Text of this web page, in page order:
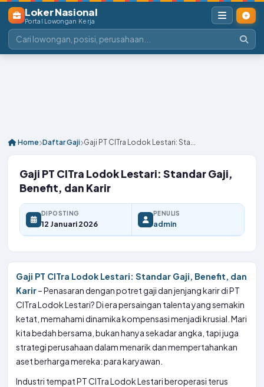
Loker Nasional
Portal Lowongan Kerja
Home Daftar Gaji Gaji PT CITra Lodok Lestari: Sta...
Gaji PT CITra Lodok Lestari: Standar Gaji,
Benefit, dan Karir
DIPOSTING
12 Januari 2026
PENULIS
admin
Gaji PT CITra Lodok Lestari: Standar Gaji, Benefit, dan
Karir– Penasaran dengan potret gaji dan jenjang karir di PT
CITra Lodok Lestari? Di era persaingan talenta yang semakin
ketat, memahami dinamika kompensasi menjadi krusial. Mari
kita bedah bersama, bukan hanya sekadar angka, tapi juga
strategi perusahaan dalam menarik dan mempertahankan
aset berharga mereka: para karyawan.
Industri tempat PT CITra Lodok Lestari beroperasi terus